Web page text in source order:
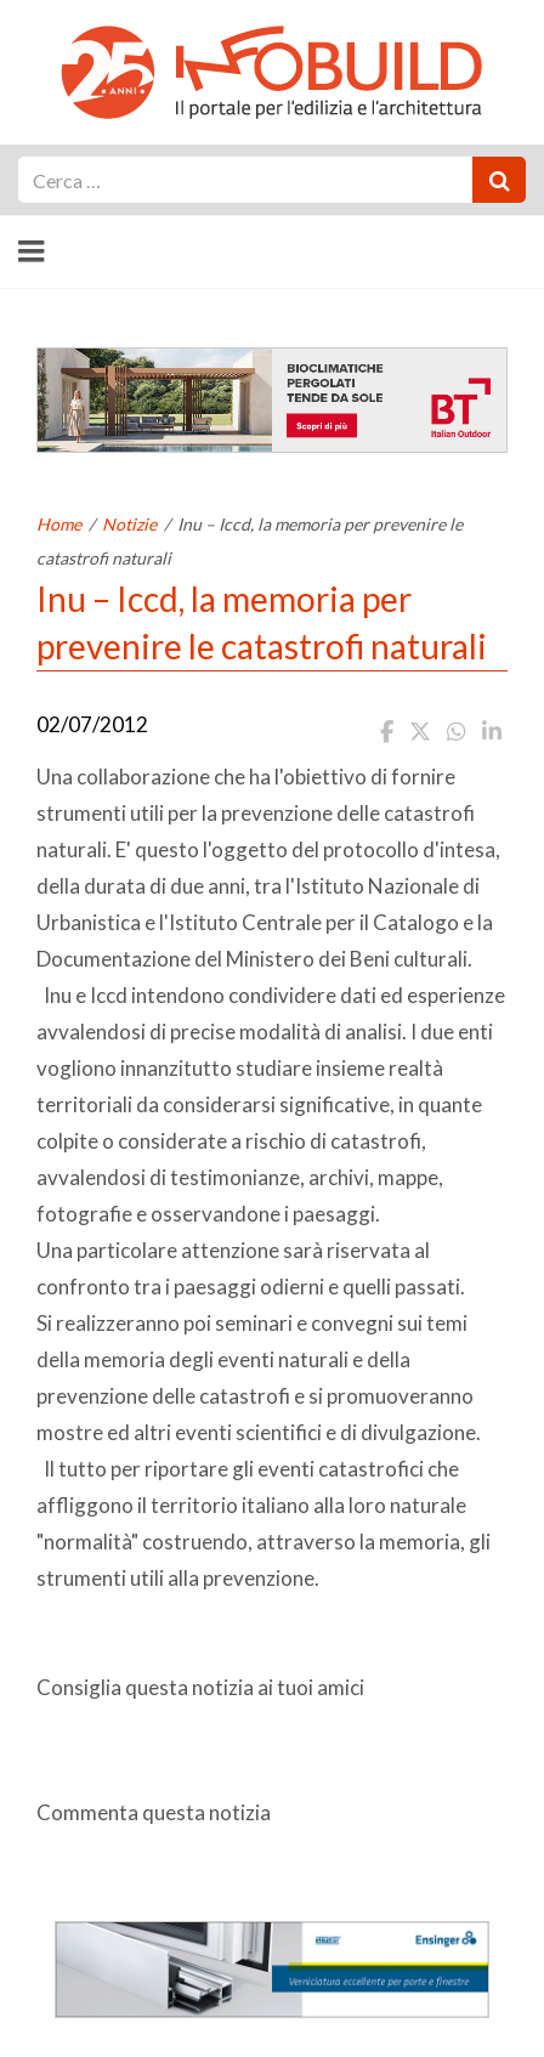
Home / Notizie / Inu – Iccd, la memoria per prevenire le
catastrofi naturali
Inu – Iccd, la memoria per
prevenire le catastrofi naturali
02/07/2012
Una collaborazione che ha l'obiettivo di fornire
strumenti utili per la prevenzione delle catastrofi
naturali. E' questo l'oggetto del protocollo d'intesa,
della durata di due anni, tra l'Istituto Nazionale di
Urbanistica e l'Istituto Centrale per il Catalogo e la
Documentazione del Ministero dei Beni culturali.
Inu e Iccd intendono condividere dati ed esperienze
avvalendosi di precise modalità di analisi. I due enti
vogliono innanzitutto studiare insieme realtà
territoriali da considerarsi significative, in quante
colpite o considerate a rischio di catastrofi,
avvalendosi di testimonianze, archivi, mappe,
fotografie e osservandone i paesaggi.
Una particolare attenzione sarà riservata al
confronto tra i paesaggi odierni e quelli passati.
Si realizzeranno poi seminari e convegni sui temi
della memoria degli eventi naturali e della
prevenzione delle catastrofi e si promuoveranno
mostre ed altri eventi scientifici e di divulgazione.
Il tutto per riportare gli eventi catastrofici che
affliggono il territorio italiano alla loro naturale
"normalità" costruendo, attraverso la memoria, gli
strumenti utili alla prevenzione.
Consiglia questa notizia ai tuoi amici
Commenta questa notizia